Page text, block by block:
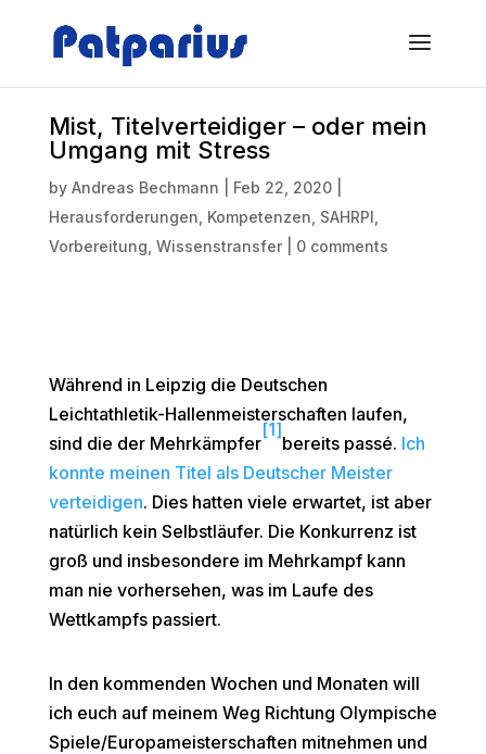
Mist, Titelverteidiger – oder mein
Umgang mit Stress
by Andreas Bechmann Feb 22, 2020|
Herausforderungen Kompetenzen SAHRPI
Vorbereitung Wissenstransfer| 0 comments
Während in Leipzig die Deutschen
Leichtathletik-Hallenmeisterschaften laufen,
sind die der Mehrkämpfer
[1]
bereits passé. Ich
konnte meinen Titel als Deutscher Meister
verteidigen. Dies hatten viele erwartet, ist aber
natürlich kein Selbstläufer. Die Konkurrenz ist
groß und insbesondere im Mehrkampf kann
man nie vorhersehen, was im Laufe des
Wettkampfs passiert.
In den kommenden Wochen und Monaten will
ich euch auf meinem Weg Richtung Olympische
Spiele/Europameisterschaften mitnehmen und